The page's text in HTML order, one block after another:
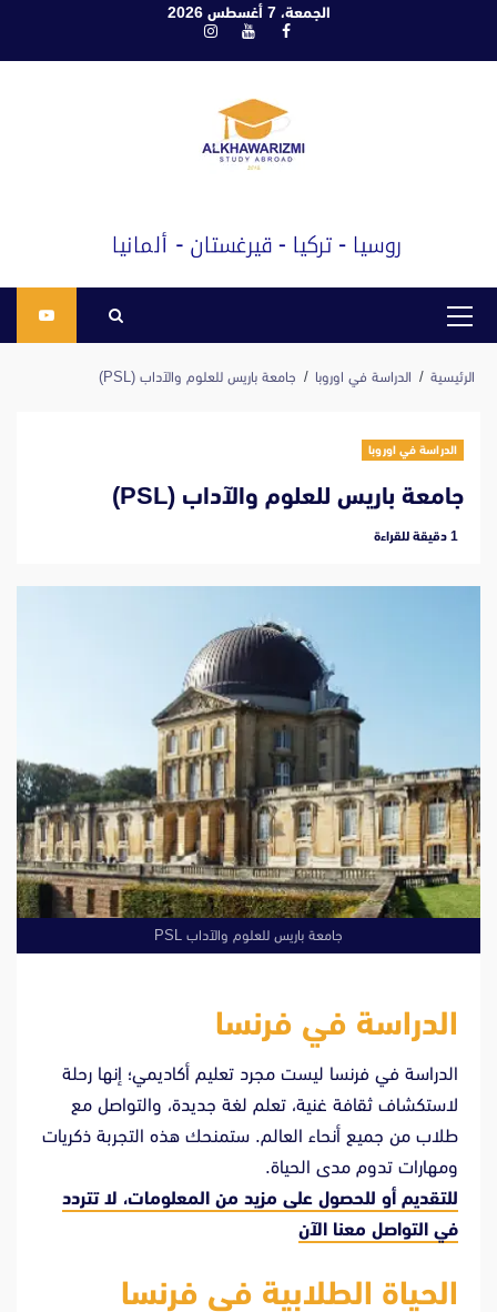
الجمعة، 7 أغسطس 2026
فيسبوكيوتيوبانستغرام
القائمة
الرئيسية الدراسة في اوروبا جامعة باريس للعلوم والآداب (PSL)
الدراسة في اوروبا
جامعة باريس للعلوم والآداب (PSL)
‫1 دقيقة للقراءة
جامعة باريس للعلوم والآداب PSL
الدراسة في فرنسا
الدراسة في فرنسا ليست مجرد تعليم أكاديمي؛ إنها رحلة
لاستكشاف ثقافة غنية، تعلم لغة جديدة، والتواصل مع
طلاب من جميع أنحاء العالم. ستمنحك هذه التجربة ذكريات
ومهارات تدوم مدى الحياة.
للتقديم أو للحصول على مزيد من المعلومات، لا تتردد
في التواصل معنا الآن
الحياة الطلابية في فرنسا